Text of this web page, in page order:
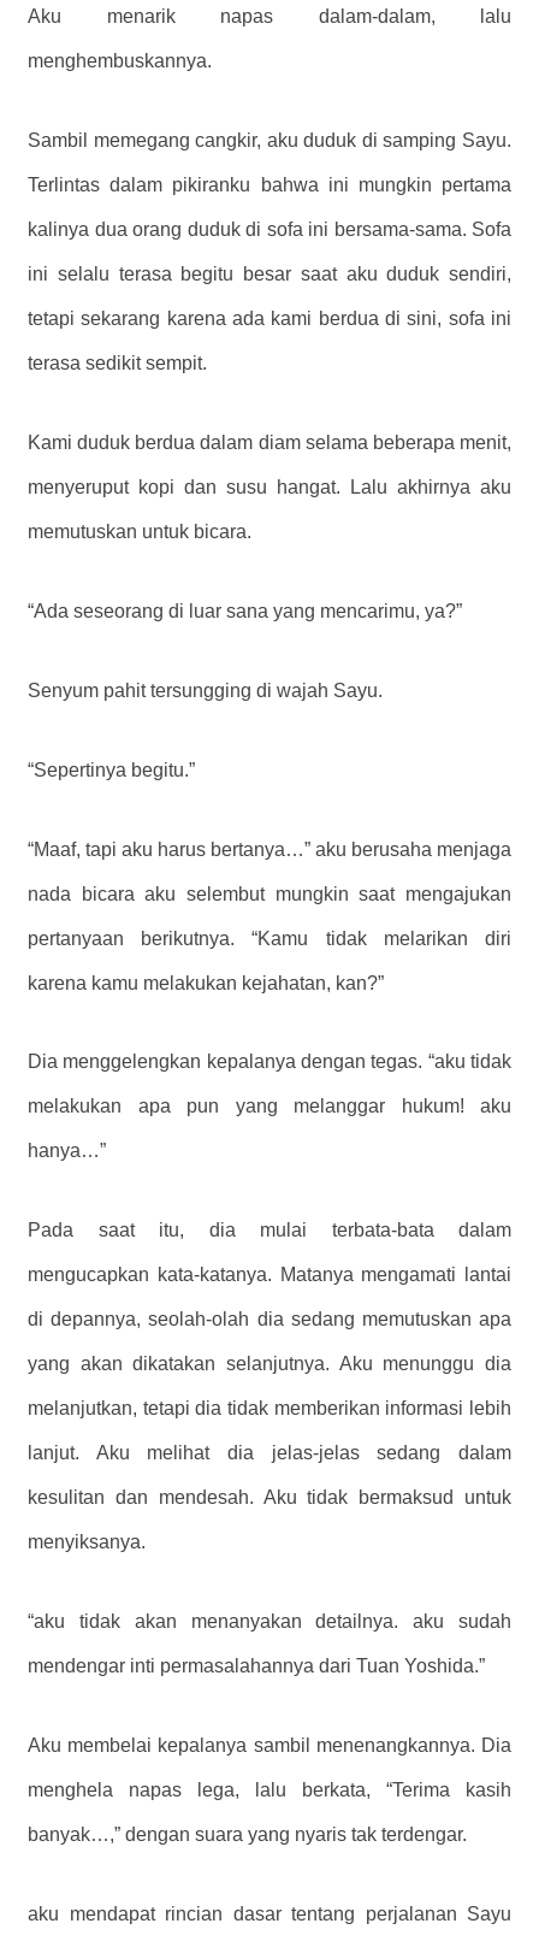
Aku menarik napas dalam-dalam, lalu
menghembuskannya.
Sambil memegang cangkir, aku duduk di samping Sayu.
Terlintas dalam pikiranku bahwa ini mungkin pertama
kalinya dua orang duduk di sofa ini bersama-sama. Sofa
ini selalu terasa begitu besar saat aku duduk sendiri,
tetapi sekarang karena ada kami berdua di sini, sofa ini
terasa sedikit sempit.
Kami duduk berdua dalam diam selama beberapa menit,
menyeruput kopi dan susu hangat. Lalu akhirnya aku
memutuskan untuk bicara.
“Ada seseorang di luar sana yang mencarimu, ya?”
Senyum pahit tersungging di wajah Sayu.
“Sepertinya begitu.”
“Maaf, tapi aku harus bertanya…” aku berusaha menjaga
nada bicara aku selembut mungkin saat mengajukan
pertanyaan berikutnya. “Kamu tidak melarikan diri
karena kamu melakukan kejahatan, kan?”
Dia menggelengkan kepalanya dengan tegas. “aku tidak
melakukan apa pun yang melanggar hukum! aku
hanya…”
Pada saat itu, dia mulai terbata-bata dalam
mengucapkan kata-katanya. Matanya mengamati lantai
di depannya, seolah-olah dia sedang memutuskan apa
yang akan dikatakan selanjutnya. Aku menunggu dia
melanjutkan, tetapi dia tidak memberikan informasi lebih
lanjut. Aku melihat dia jelas-jelas sedang dalam
kesulitan dan mendesah. Aku tidak bermaksud untuk
menyiksanya.
“aku tidak akan menanyakan detailnya. aku sudah
mendengar inti permasalahannya dari Tuan Yoshida.”
Aku membelai kepalanya sambil menenangkannya. Dia
menghela napas lega, lalu berkata, “Terima kasih
banyak…,” dengan suara yang nyaris tak terdengar.
aku mendapat rincian dasar tentang perjalanan Sayu